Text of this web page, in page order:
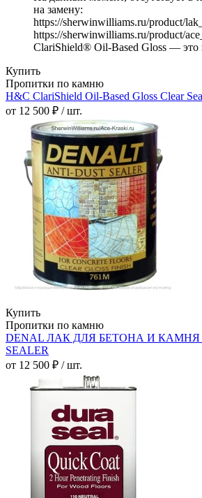
на замену:
https://sherwinwilliams.ru/product/
https://sherwinwilliams.ru/product/
ClariShield® Oil-Based Gloss — это
Купить
Пропитки по камню
H&C ClariShield Oil-Based Gloss Clear
от 12 500 ₽ / шт.
Купить
Пропитки по камню
DENAL ЛАК ДЛЯ БЕТОНА И КАМНЯ
SEALER
от 12 500 ₽ / шт.